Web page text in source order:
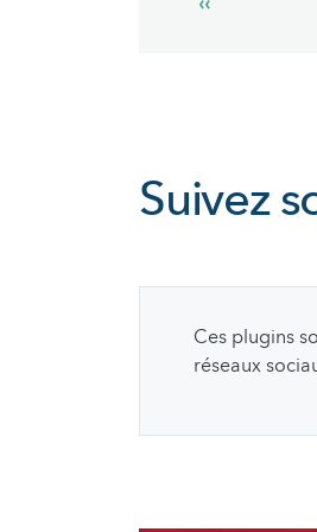
Suivez
Ces plugins
réseaux